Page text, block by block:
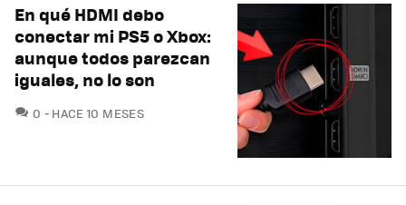
En qué HDMI debo
conectar mi PS5 o Xbox:
aunque todos parezcan
iguales, no lo son
0 COMENTARIOS
HACE 10 MESES